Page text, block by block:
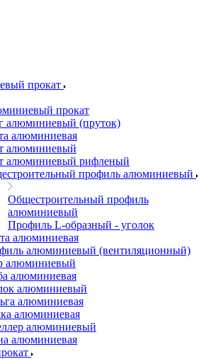
прокат
прокат
алюминиевый (пруток)
алюминиевая
алюминиевый
алюминиевый рифленый
профиль алюминиевый
Общестроительный профиль
алюминиевый
Профиль L-образный - уголок
алюминиевая
алюминиевый (вентиляционный)
алюминиевый
алюминиевая
алюминиевый
алюминиевая
алюминиевая
алюминиевый
алюминиевая